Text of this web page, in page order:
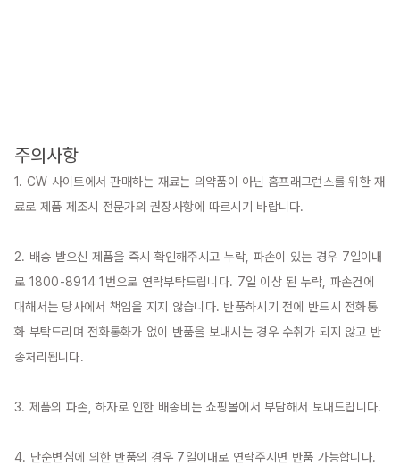
주의사항
1. CW 사이트에서 판매하는 재료는 의약품이 아닌 홈프래그런스를 위한 재
료로 제품 제조시 전문가의 권장사항에 따르시기 바랍니다.
2. 배송 받으신 제품을 즉시 확인해주시고 누락, 파손이 있는 경우 7일이내
로 1800-8914 1번으로 연락부탁드립니다. 7일 이상 된 누락, 파손건에
대해서는 당사에서 책임을 지지 않습니다. 반품하시기 전에 반드시 전화통
화 부탁드리며 전화통화가 없이 반품을 보내시는 경우 수취가 되지 않고 반
송처리됩니다.
3. 제품의 파손, 하자로 인한 배송비는 쇼핑몰에서 부담해서 보내드립니다.
4. 단순변심에 의한 반품의 경우 7일이내로 연락주시면 반품 가능합니다.